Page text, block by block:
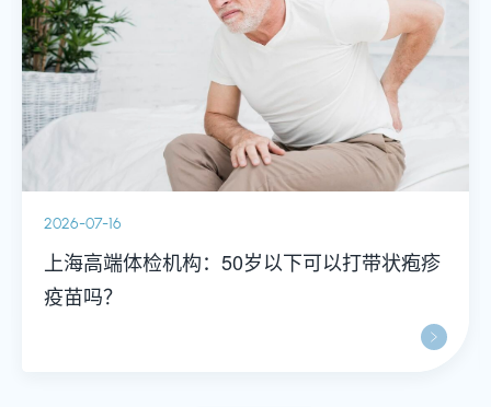
2026-07-16
上海高端体检机构：50岁以下可以打带状疱疹
疫苗吗？